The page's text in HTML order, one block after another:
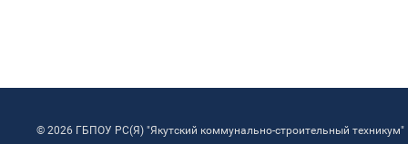
© 2026 ГБПОУ РС(Я) "Якутский коммунально-строительный техникум"